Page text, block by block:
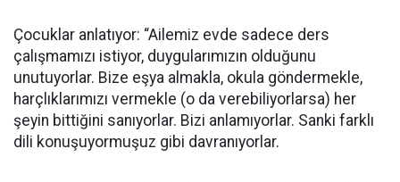
Çocuklar anlatıyor: “Ailemiz evde sadece ders
çalışmamızı istiyor, duygularımızın olduğunu
unutuyorlar. Bize eşya almakla, okula göndermekle,
harçlıklarımızı vermekle (o da verebiliyorlarsa) her
şeyin bittiğini sanıyorlar. Bizi anlamıyorlar. Sanki farklı
dili konuşuyormuşuz gibi davranıyorlar.